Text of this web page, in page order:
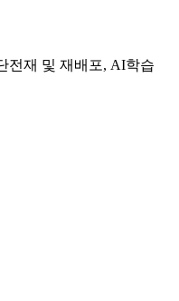
전재 및 재배포, AI학습